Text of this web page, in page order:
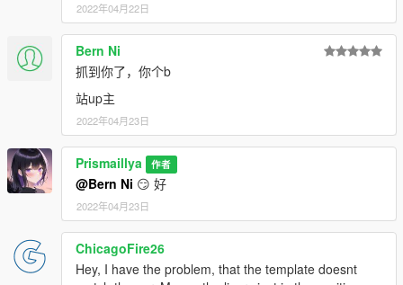
模型来源: gamemodels.ru
添加式车包以及 FiveM 支持
高质量的车内细节，全立体模型
可破坏的玻璃
带有部分改装件
GTA5 车牌和自定义牌照
支持涂装以及附带涂装模板
支持拖车钩，可以挂接拖车，以及trailercar支持
仪表盘工作正常
非常舒适的操作手感
[ 安装方法 ]
请阅读压缩包内的安装教程.txt
2022年04月22日
Bern Ni
抓到你了，你个b
站up主
2022年04月23日
Prismaillya 作者
@Bern Ni 😏 好
2022年04月23日
ChicagoFire26
Hey, I have the problem, that the template doesnt